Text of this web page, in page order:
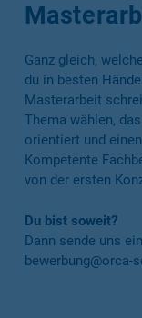
Ganz gleich,
du in besten
Masterarbeit
Thema wählen,
orientiert und
Kompetente
von der ersten
Du bist soweit?
Dann sende uns
bewerbung@orca-